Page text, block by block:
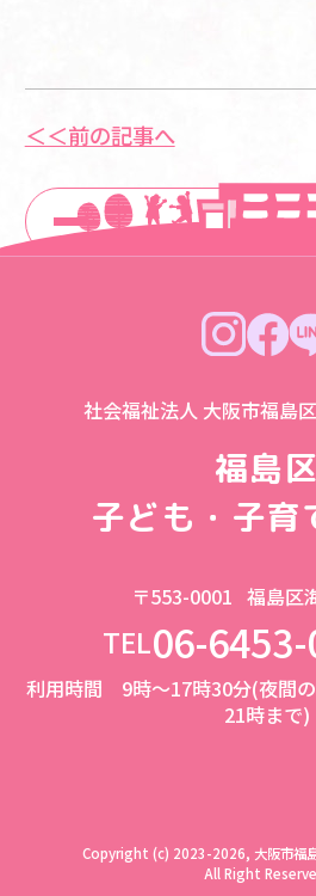
＜＜前の記事へ
一覧に戻
社会福祉法人 大阪市福島
福島区
子ども・子育
〒553-0001 福島区
TEL06-
利用時間 9時～17時30分(夜間
21時まで)
Copyright (c) 2023-2026, 大阪市福
All Right